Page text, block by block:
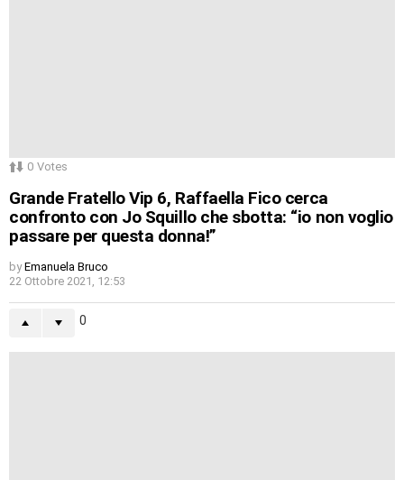
0 Votes
Grande Fratello Vip 6, Raffaella Fico cerca
confronto con Jo Squillo che sbotta: “io non voglio
passare per questa donna!”
by Emanuela Bruco
22 Ottobre 2021, 12:53
0